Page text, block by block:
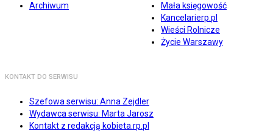
Archiwum
Mała księgowość
Kancelarierp.pl
Wieści Rolnicze
Życie Warszawy
KONTAKT DO SERWISU
Szefowa serwisu: Anna Zejdler
Wydawca serwisu: Marta Jarosz
Kontakt z redakcją kobieta.rp.pl